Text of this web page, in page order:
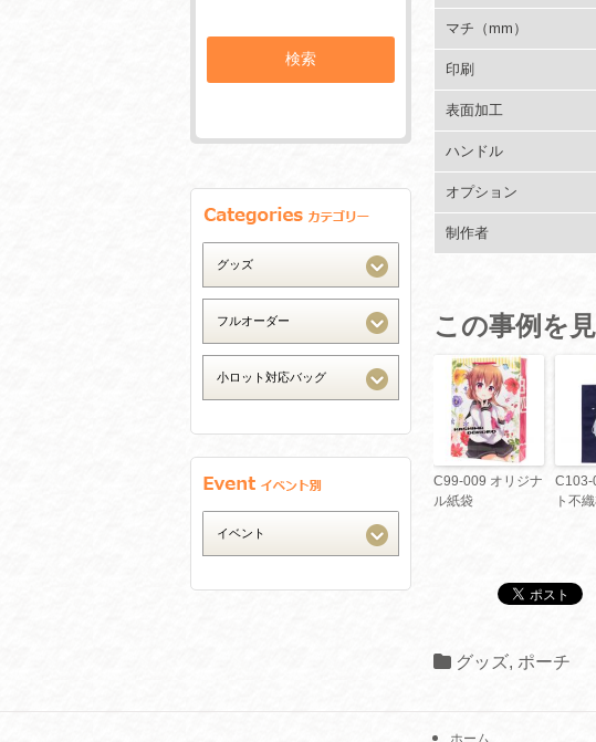
マチ（mm）
印刷
表面加工
ハンドル
オプション
制作者
この事例を
C99-009 オリジナ
ル紙袋
C103-
ト不
グッズ, ポーチ
ホーム